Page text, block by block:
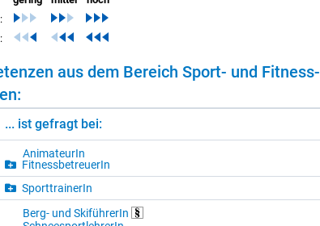
aus dem Be­reich Sport- und Fit­ness­
... ist gefragt bei:
Ani­ma­teu­rIn
Fit­ness­be­treue­rIn
Sport­trai­ne­rIn
Berg- und Ski­füh­re­rIn